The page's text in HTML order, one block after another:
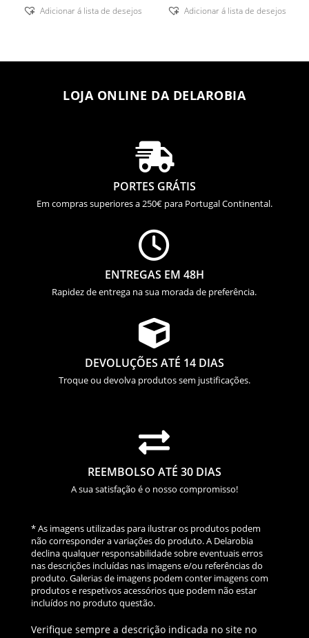
Adicionar á lista de desejos Adicionar á lista de desejos
LOJA ONLINE DA DELAROBIA

PORTES GRÁTIS
Em compras superiores a 250€ para Portugal Continental.

ENTREGAS EM 48H
Rapidez de entrega na sua morada de preferência.

DEVOLUÇÕES ATÉ 14 DIAS
Troque ou devolva produtos sem justificações.

REEMBOLSO ATÉ 30 DIAS
A sua satisfação é o nosso compromisso!
* As imagens utilizadas para ilustrar os produtos podem
não corresponder a variações do produto. A Delarobia
declina qualquer responsabilidade sobre eventuais erros
nas descrições incluídas nas imagens e/ou referências do
produto. Galerias de imagens podem conter imagens com
produtos e respetivos acessórios que podem não estar
incluídos no produto questão.
Verifique sempre a descrição indicada no site no